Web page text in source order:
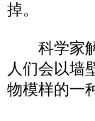
掉。
科学家解
人们会以墙
物模样的一